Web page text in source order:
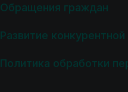
Обращения граждан
Развитие
Политика обработки